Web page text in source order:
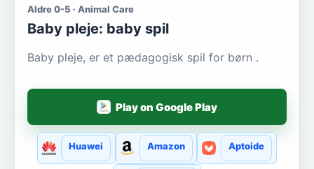
Aldre 0-5 · Animal Care
Baby pleje: baby spil
Baby pleje, er et pædagogisk spil for børn .
Play on Google Play
Huawei Amazon Aptoide